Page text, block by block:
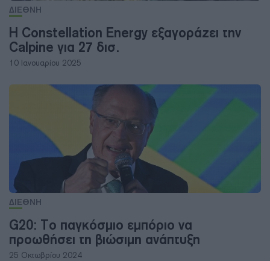
ΔΙΕΘΝΗ
Η Constellation Energy εξαγοράζει την
Calpine για 27 δισ.
10 Ιανουαρίου 2025
ΔΙΕΘΝΗ
G20: Το παγκόσμιο εμπόριο να
προωθήσει τη βιώσιμη ανάπτυξη
25 Οκτωβρίου 2024